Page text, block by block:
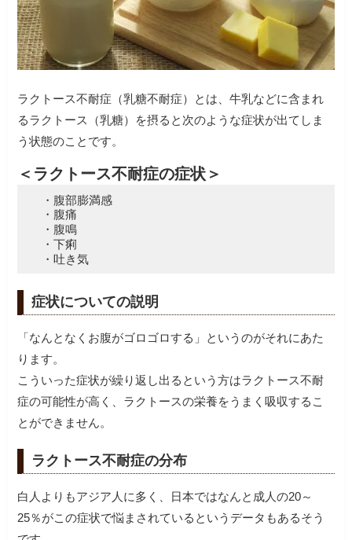
ラクトース不耐症（乳糖不耐症）とは、牛乳などに含まれ
るラクトース（乳糖）を摂ると次のような症状が出てしま
う状態のことです。
＜ラクトース不耐症の症状＞
・腹部膨満感
・腹痛
・腹鳴
・下痢
・吐き気
症状についての説明
「なんとなくお腹がゴロゴロする」というのがそれにあた
ります。
こういった症状が繰り返し出るという方はラクトース不耐
症の可能性が高く、ラクトースの栄養をうまく吸収するこ
とができません。
ラクトース不耐症の分布
白人よりもアジア人に多く、日本ではなんと成人の20～
25％がこの症状で悩まされているというデータもあるそう